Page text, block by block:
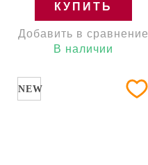
КУПИТЬ
Добавить в сравнение
В наличии
NEW